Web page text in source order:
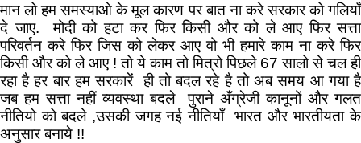
मान लो हम समस्याओ के मूल कारण पर बात ना करे सरकार को गलियाँ
दे जाए. मोदी को हटा कर फिर किसी और को ले आए फिर सत्ता
परिवर्तन करे फिर जिस को लेकर आए वो भी हमारे काम ना करे फिर
किसी और को ले आए ! तो ये काम तो मित्रो पिछले 67 सालो से चल ही
रहा है हर बार हम सरकारें ही तो बदल रहे है तो अब समय आ गया है
जब हम सत्ता नहीं व्यवस्था बदले पुराने अँग्रेजी कानूनों और गलत
नीतियो को बदले ,उसकी जगह नई नीतियाँ भारत और भारतीयता के
अनुसार बनाये !!